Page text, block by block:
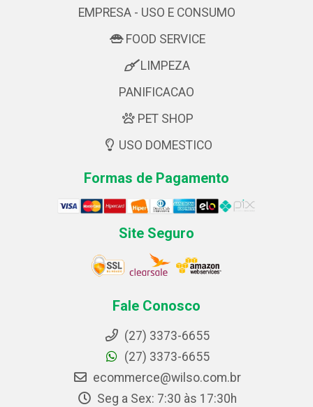
EMPRESA - USO E CONSUMO
FOOD SERVICE
LIMPEZA
PANIFICACAO
PET SHOP
USO DOMESTICO
Formas de Pagamento
Site Seguro
Fale Conosco
(27) 3373-6655
(27) 3373-6655
ecommerce@wilso.com.br
Seg a Sex: 7:30 às 17:30h